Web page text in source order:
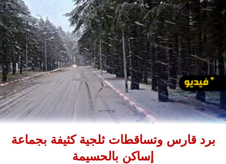
برد قارس وتساقطات ثلجية كثيفة بجماعة
إساكن بالحسيمة